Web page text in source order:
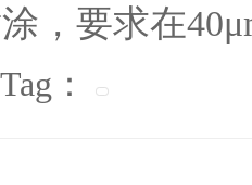
，要求在
Tag：